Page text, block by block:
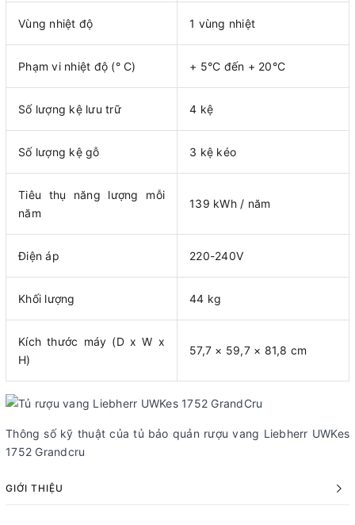
Vùng nhiệt độ 1 vùng nhiệt
Phạm vi nhiệt độ (° C) + 5°C đến + 20°C
Số lượng kệ lưu trữ 4 kệ
Số lượng kệ gỗ 3 kệ kéo
Tiêu thụ năng lượng mỗi
năm
139 kWh / năm
Điện áp 220-240V
Khối lượng 44 kg
Kích thước máy (D x W x
H)
57,7 × 59,7 × 81,8 cm
Thông số kỹ thuật của tủ bảo quản rượu vang Liebherr UWKes
1752 Grandcru
GIỚI THIỆU